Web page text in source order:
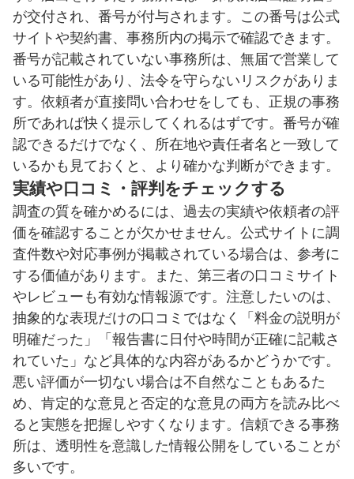
が交付され、番号が付与されます。この番号は公式
サイトや契約書、事務所内の掲示で確認できます。
番号が記載されていない事務所は、無届で営業して
いる可能性があり、法令を守らないリスクがありま
す。依頼者が直接問い合わせをしても、正規の事務
所であれば快く提示してくれるはずです。番号が確
認できるだけでなく、所在地や責任者名と一致して
いるかも見ておくと、より確かな判断ができます。
実績や口コミ・評判をチェックする
調査の質を確かめるには、過去の実績や依頼者の評
価を確認することが欠かせません。公式サイトに調
査件数や対応事例が掲載されている場合は、参考に
する価値があります。また、第三者の口コミサイト
やレビューも有効な情報源です。注意したいのは、
抽象的な表現だけの口コミではなく「料金の説明が
明確だった」「報告書に日付や時間が正確に記載さ
れていた」など具体的な内容があるかどうかです。
悪い評価が一切ない場合は不自然なこともあるた
め、肯定的な意見と否定的な意見の両方を読み比べ
ると実態を把握しやすくなります。信頼できる事務
所は、透明性を意識した情報公開をしていることが
多いです。